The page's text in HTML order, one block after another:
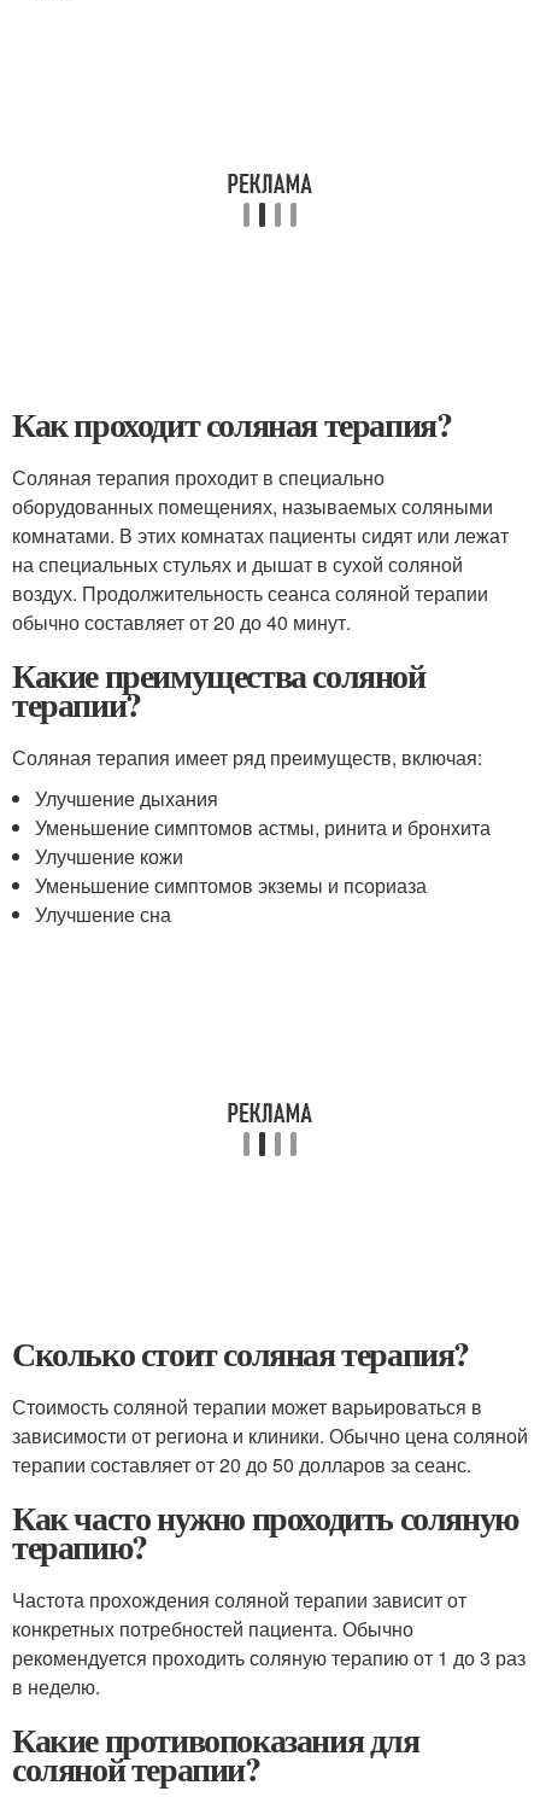
Как проходит соляная терапия?
Соляная терапия проходит в специально
оборудованных помещениях, называемых соляными
комнатами. В этих комнатах пациенты сидят или лежат
на специальных стульях и дышат в сухой соляной
воздух. Продолжительность сеанса соляной терапии
обычно составляет от 20 до 40 минут.
Какие преимущества соляной
терапии?
Соляная терапия имеет ряд преимуществ, включая:
Улучшение дыхания
Уменьшение симптомов астмы, ринита и бронхита
Улучшение кожи
Уменьшение симптомов экземы и псориаза
Улучшение сна
Сколько стоит соляная терапия?
Стоимость соляной терапии может варьироваться в
зависимости от региона и клиники. Обычно цена соляной
терапии составляет от 20 до 50 долларов за сеанс.
Как часто нужно проходить соляную
терапию?
Частота прохождения соляной терапии зависит от
конкретных потребностей пациента. Обычно
рекомендуется проходить соляную терапию от 1 до 3 раз
в неделю.
Какие противопоказания для
соляной терапии?